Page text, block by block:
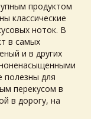
продуктом
классические
ноток. В
в самых
и в других
для
перекусом в
в дорогу, на